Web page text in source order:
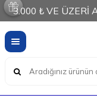
3.000 ₺ VE ÜZERİ